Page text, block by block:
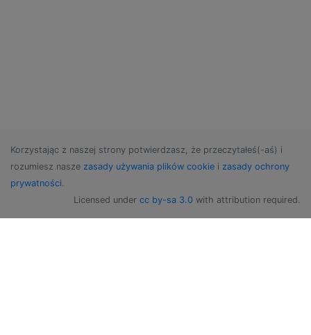
Korzystając z naszej strony potwierdzasz, że przeczytałeś(-aś) i
rozumiesz nasze zasady używania plików cookie i zasady ochrony
prywatności.
Licensed under cc by-sa 3.0 with attribution required.